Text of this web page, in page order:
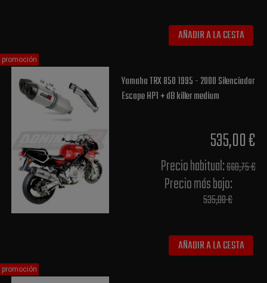
AÑADIR A LA CESTA
Yamaha TRX 850 1995 - 2000 Silenciador
Escape HP1 + dB killer medium
535,00 €
Precio habitual​:668,75 €
Precio más bajo​:
535,00 €
AÑADIR A LA CESTA
promoción
promoción